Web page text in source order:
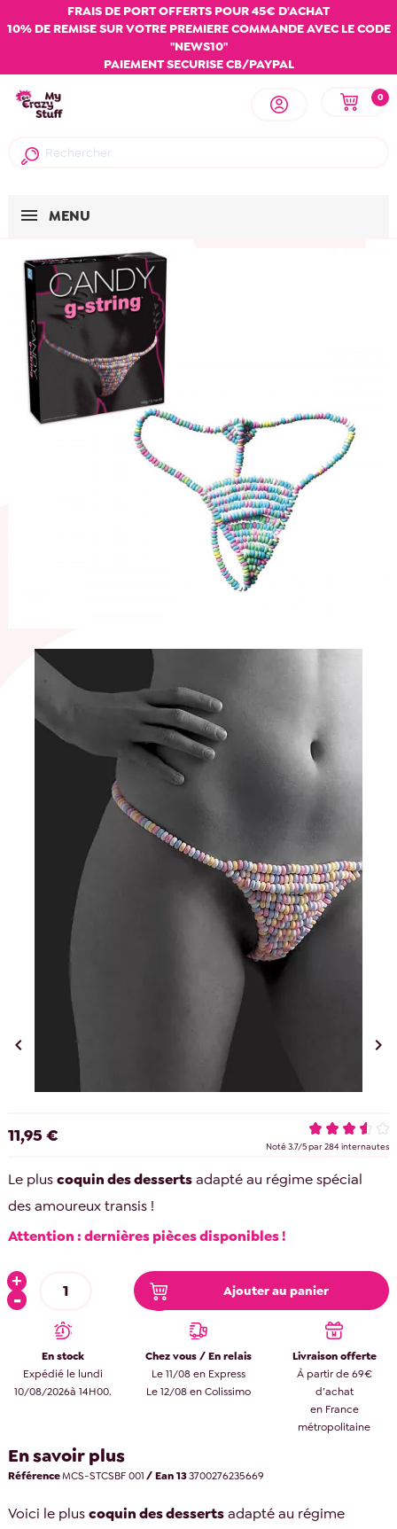
FRAIS DE PORT OFFERTS POUR 45€ D'ACHAT
10% DE REMISE SUR VOTRE PREMIERE COMMANDE AVEC LE CODE
"NEWS10"
PAIEMENT SECURISE CB/PAYPAL
0
MENU
 
11,95 €
Noté3.7/5par284 internautes
Le pluscoquin des dessertsadapté au régime spécial
des amoureux transis !
Attention : dernières pièces disponibles !
Ajouter au panier
En stock
Expédié le lundi
10/08/2026à 14H00.
Chez vous / En relais
Le 11/08 en Express
Le 12/08 en Colissimo
Livraison offerte
À partir de 69€
d’achat
en France
métropolitaine
En savoir plus
RéférenceMCS-STCSBF 001 / Ean 133700276235669
Voici le pluscoquin des dessertsadapté au régime